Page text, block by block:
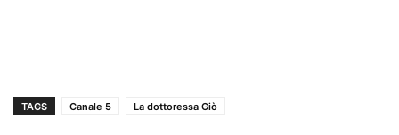
TAGS Canale 5 La dottoressa Giò